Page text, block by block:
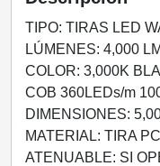
60W
24VCD
INTERIOR
IP20
BLANCO
CÁLIDO
3000K
cantidad
TIPO: TIRAS LED
LÚMENES: 4,000
COLOR: 3,000K
COB 360LEDs/m
DIMENSIONES:
MATERIAL: TIRA
ATENUABLE: SI